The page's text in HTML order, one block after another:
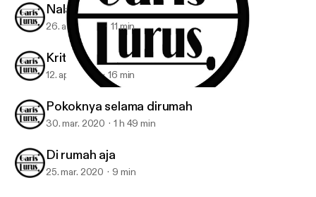
Garis Lurus
Nalar Istana
26. apr. 2020 11 min
Kritik
12. apr. 2020 16 min
Pokoknya selama dirumah
30. mar. 2020 1 h 49 min
Di rumah aja
25. mar. 2020 9 min